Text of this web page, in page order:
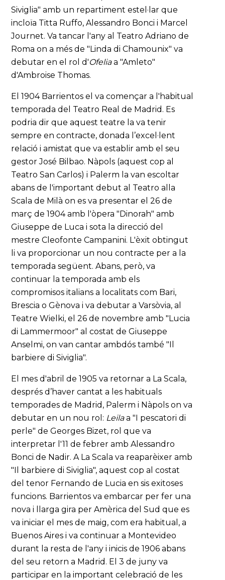
Siviglia" amb un repartiment estel·lar que
incloïa Titta Ruffo, Alessandro Bonci i Marcel
Journet. Va tancar l'any al Teatro Adriano de
Roma on a més de "Linda di Chamounix" va
debutar en el rol d'Ofeliaa "Amleto"
d'Ambroise Thomas.
El 1904 Barrientos el va començar a l'habitual
temporada del Teatro Real de Madrid. Es
podria dir que aquest teatre la va tenir
sempre en contracte, donada l’excel·lent
relació i amistat que va establir amb el seu
gestor José Bilbao. Nàpols (aquest cop al
Teatro San Carlos) i Palerm la van escoltar
abans de l'important debut al Teatro alla
Scala de Milà on es va presentar el 26 de
març de 1904 amb l'òpera "Dinorah" amb
Giuseppe de Luca i sota la direcció del
mestre Cleofonte Campanini. L'èxit obtingut
li va proporcionar un nou contracte per a la
temporada següent. Abans, però, va
continuar la temporada amb els
compromisos italians a localitats com Bari,
Brescia o Gènova i va debutar a Varsòvia, al
Teatre Wielki, el 26 de novembre amb "Lucia
di Lammermoor" al costat de Giuseppe
Anselmi, on van cantar ambdós també "Il
barbiere di Siviglia".
El mes d'abril de 1905 va retornar a La Scala,
després d’haver cantat a les habituals
temporades de Madrid, Palerm i Nàpols on va
debutar en un nou rol: Leilaa "I pescatori di
perle" de Georges Bizet, rol que va
interpretar l'11 de febrer amb Alessandro
Bonci de Nadir. A La Scala va reaparèixer amb
"Il barbiere di Siviglia", aquest cop al costat
del tenor Fernando de Lucia en sis exitoses
funcions. Barrientos va embarcar per fer una
nova i llarga gira per Amèrica del Sud que es
va iniciar el mes de maig, com era habitual, a
Buenos Aires i va continuar a Montevideo
durant la resta de l'any i inicis de 1906 abans
del seu retorn a Madrid. El 3 de juny va
participar en la important celebració de les